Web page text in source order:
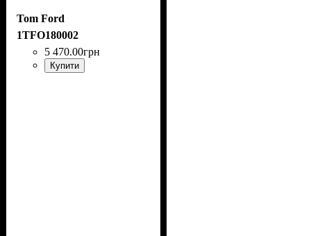
Tom Ford
1TFO180002
5 470.00грн
Купити